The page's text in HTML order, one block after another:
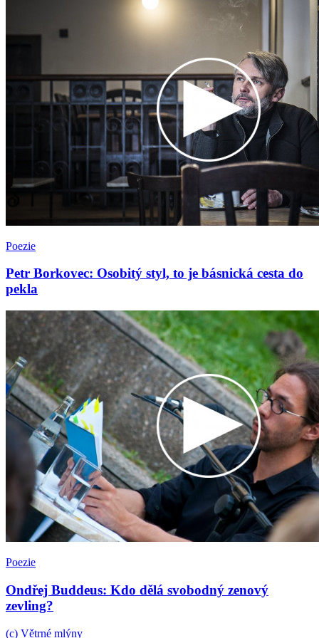
Poezie
Petr Borkovec: Osobitý styl, to je básnická cesta do
pekla
Poezie
Ondřej Buddeus: Kdo dělá svobodný zenový
zevling?
(c) Větrné mlýny